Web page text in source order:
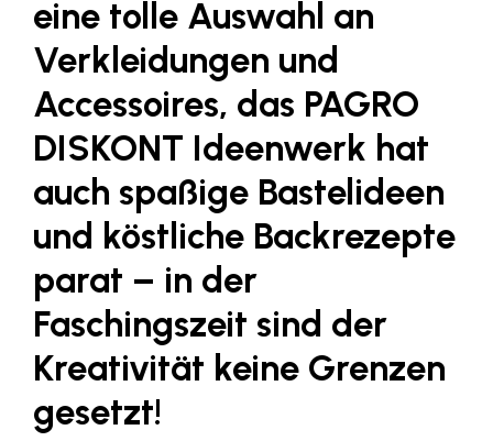
GBV - Verband gemeinnütziger
Bauvereinigungen
Getzner Werkstoffe
Heimat Österreich
ikp
Johnson & Johnson
JELD-WEN DANA
kosaplaner
LAT Nitrogen
Die Menü-Manufaktur
eine tolle Auswahl an
Verkleidungen und
Accessoires, das PAGRO
DISKONT Ideenwerk hat
auch spaßige Bastelideen
und köstliche Backrezepte
parat – in der
Faschingszeit sind der
Kreativität keine Grenzen
gesetzt!